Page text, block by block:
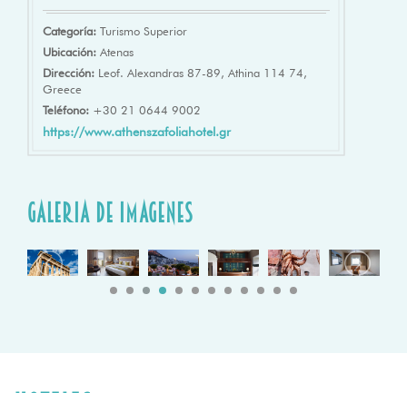
Categoría: Turismo Superior
Ubicación: Atenas
Dirección: Leof. Alexandras 87-89, Athina 114 74,
Greece
Teléfono: +30 21 0644 9002
https://www.athenszafoliahotel.gr
galeria de imagenes